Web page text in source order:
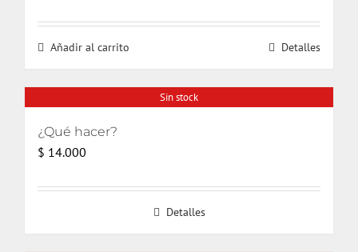
original
era:
actual
Añadir al carrito Detalles
Sin stock
¿Qué hacer?
$ 14.000
Detalles